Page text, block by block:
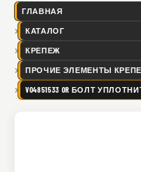
ГЛАВНАЯ
КАТАЛОГ
КРЕПЕЖ
ПРОЧИЕ ЭЛЕМЕНТЫ
VO4851533 OR БОЛТ